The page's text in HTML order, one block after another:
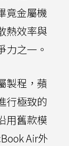
竟金屬機
熱效率與
力之一。
製程，蘋
行極致的
用舊款模
Air外